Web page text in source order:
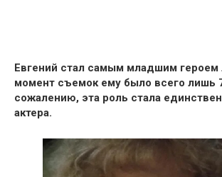
Евгений стал самым младшим героем
момент съемок ему было всего лишь
сожалению, эта роль стала
актера.